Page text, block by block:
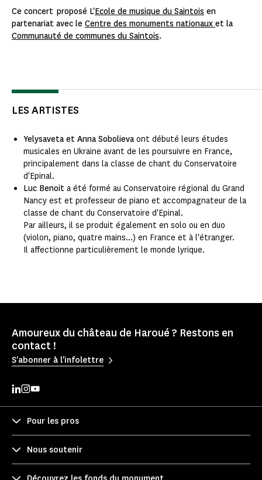
Ce concert proposé L'Ecole de musique du Saintois en
partenariat avec le Centre des monuments nationaux et la
Communauté de communes du Saintois.
LES ARTISTES
Yelysaveta et Anna Sobolieva ont débuté leurs études
musicales en Ukraine avant de les poursuivre en France,
principalement dans la classe de chant du Conservatoire
d'Epinal.
Luc Benoit a été formé au Conservatoire régional du Grand
Nancy est et professeur de piano et accompagnateur de la
classe de chant du Conservatoire d'Epinal.
Par ailleurs, il se produit également en solo ou en duo
(violon, piano, quatre mains...) en France et à l'étranger.
Il affectionne particulièrement le monde lyrique.
Amoureux du château de Haroué ? Restons en
contact !
S'abonner à l'infolettre
Pour les pros
Nous soutenir